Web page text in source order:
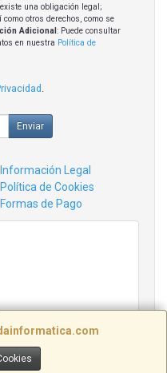
una obligación legal;
otros derechos, como se
Adicional : Puede consultar
en nuestra Política de
Enviar
Información Legal
Política de Cookies
Formas de Pago